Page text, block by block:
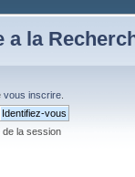
la
vous inscrire
de la session